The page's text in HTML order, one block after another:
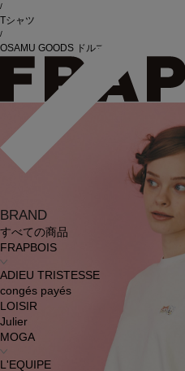
BRAND
すべての商品
FRAPBOIS
ADIEU TRISTESSE
congés payés
LOISIR
Julier
MOGA
L'EQUIPE
/
Tシャツ
/
OSAMU GOODS ドルマンL/ST